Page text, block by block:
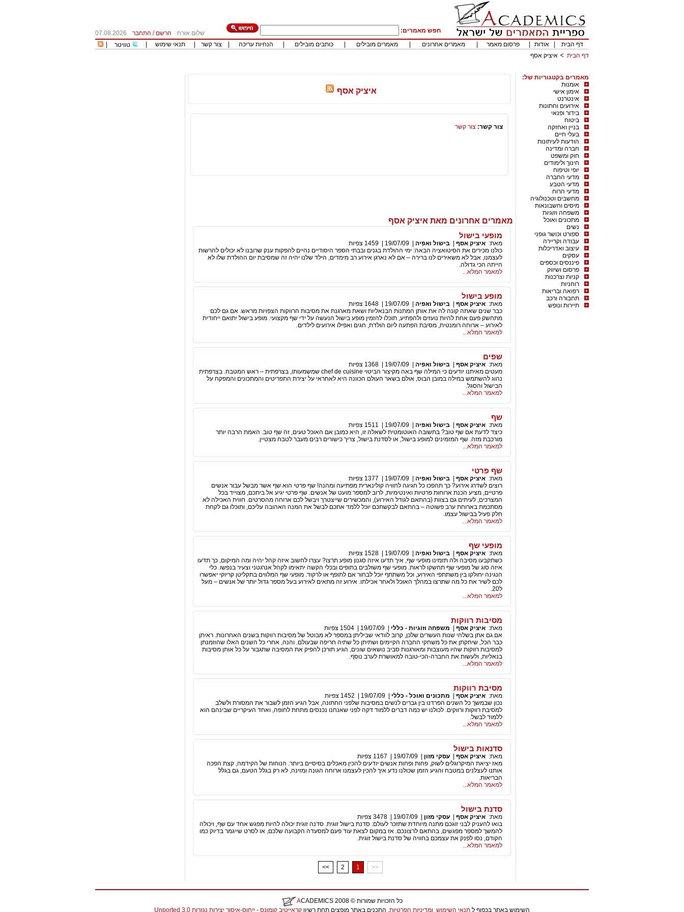
חפש מאמרים: שלום אורח הרשם / התחבר
07.08.2026
דף הבית
אודות פרסום מאמר מאמרים אחרונים מאמרים מובילים כותבים מובילים הנחיות עריכה צור קשר תנאי שימוש טוויטר
דף הבית
איציק אסף
מאמרים בקטגוריות של:
אומנות
אימון אישי
אינטרנט
אירועים וחתונות
בידור ופנאי
ביטוח
בניין ואחזקה
בעלי חיים
הודעות לעיתונות
חברה ומדינה
חוק ומשפט
חינוך ולימודים
יופי וטיפוח
מדעי החברה
מדעי הטבע
מדעי הרוח
מחשבים וטכנולוגיה
מיסים וחשבונאות
משפחה וזוגיות
מתכונים ואוכל
נשים
ספורט וכושר גופני
עבודה וקריירה
עיצוב ואדריכלות
עסקים
פיננסים וכספים
פרסום ושיווק
קניות וצרכנות
רוחניות
רפואה ובריאות
תחבורה ורכב
תיירות ונופש
איציק אסף
צור קשר: צור קשר
מאמרים אחרונים מאת איציק אסף
מופעי בישול
מאת: איציק אסף בישול ואפיה 19/07/09
1459 צפיות
כולנו מכירים את הסיטואציה הבאה: ימי ההולדת בגנים ובבתי הספר היסודיים נהיים להפקות ענק שרובנו לא יכולים להרשות
לעצמנו, אבל לא משאירים לנו ברירה – אם לא נארגן אירוע רב מימדים, הילד שלנו יהיה זה שמסיבת יום ההולדת שלו לא
הייתה הכי גדולה.
למאמר המלא...
מופע בישול
מאת: איציק אסף בישול ואפיה 19/07/09
1648 צפיות
כבר שנים שאתה קונה לה את אותן המתנות הבנאליות ושאת מארגנת את מסיבות הרווקות הצפויות מראש. אם גם לכם
מתחשק פעם אחת להיות נועזים ולהפתיע, תוכלו להזמין מופע בישול הנעשה על ידי שף מקצועי. מופע בישול יתואם ייחודית
לאירוע – ארוחה רומנטית, מסיבת הפתעה ליום הולדת, חגים ואפילו אירועים לילדים.
למאמר המלא...
שפים
מאת: איציק אסף בישול ואפיה 19/07/09
1368 צפיות
מעטים מאיתנו יודעים כי המילה שף באה מקיצור הביטוי chef de cuisine שמשמעותו, בצרפתית – ראש המטבח. בצרפתית
נהוג להשתמש במילה במובן הבוס, אולם בשאר העולם הכוונה היא לאחראי על יצירת התפריטים והמתכונים והמפקח על
הבישול והסגל.
למאמר המלא...
שף
מאת: איציק אסף בישול ואפיה 19/07/09
1511 צפיות
כיצד לדעת אם שף טוב? בתשובה האוטומטית לשאלה זו, היא כמובן אם האוכל טעים, זה שף טוב. האמת הרבה יותר
מורכבת מזה. שף המזמינים למופע בישול, או לסדנת בישול, צריך כישורים רבים מעבר לטבח מצטיין.
למאמר המלא...
שף פרטי
מאת: איציק אסף בישול ואפיה 19/07/09
1377 צפיות
רוצים לשדרג אירוע? כך תהפכו כל חגיגה לחוויה קולינארית מפתיעה ומהנה! שף פרטי הוא שף אשר מבשל עבור אנשים
פרטיים, מציע הכנת ארוחות פרטיות ואינטימיות, לרוב למספר מועט של אנשים. שף פרטי יגיע אל ביתכם, מצוייד בכל
המצרכים, לעיתים גם בצוות (בהתאם לגודל האירוע), והמכשירים שייצטרך ויבשל לכם ארוחה מהסרטים. חווית האכילה לא
מסתכמת בארוחת ערב פשוטה – בהתאם לבקשתכם יוכל ללמד אתכם לבשל את המנה האהובה עליכם, ותוכלו גם לקחת
חלק פעיל בבישול עצמו.
למאמר המלא...
מופעי שף
מאת: איציק אסף בישול ואפיה 19/07/09
1528 צפיות
כשתקבעו מסיבה ולה תזמינו מופעי שף, איך תדעו איזה סגנון מופע תרצו? עצרו לחשוב איזה קהל יהיה ומה המיקום, כך תדעו
איזה סוג של מופעי שף תחשקו לראות. מופעי שף משולבים בתופים ובכלי הקשה יתאימו לקהל אנרגטני וצעיר בנפשו. כלי
הנגינה יחולקו בין משתתפי האירוע, וכל משתתף יוכל לבחור אם לתופף או לרקוד. מופעי שף המלווים בתקליטן קריוקי יאפשרו
לכם לשיר את כל מה שתרצו במהלך האוכל ולאחר אכילתו. אירוע זה מתאים לאירוע בעל מספר גדול יותר של אנשים – מעל
ל20.
למאמר המלא...
מסיבות רווקות
מאת: איציק אסף משפחה וזוגיות - כללי 19/07/09
1504 צפיות
אם גם אתן בשלהי שנות העשרים שלכן, קרוב לוודאי שביליתן במספר לא מבוטל של מסיבות רווקות בשנים האחרונות. ראיתן
כבר הכל, שיחקתן את כל משחקי החברה הקיימים ושתיתן כל שתיה חריפה שבעולם. והנה, אחרי כל השנים האלו שהוזמנתן
למסיבות רווקות שהיו מעוצבות ומאורגנות סביב נושאים שונים, הגיע תורכן להפיק את המסיבה שתגבור על כל אותן מסיבות
בנאליות, ולעשות את החברה-הכי-טובה למאושרת לערב נוסף.
למאמר המלא...
מסיבת רווקות
מאת: איציק אסף מתכונים ואוכל - כללי 19/07/09
1452 צפיות
נכון שבמשך כל השנים הפרדנו בין גברים לנשים במסיבות שלפני החתונה, אבל הגיע הזמן לשבור את המסורת ולשלב
למסיבת רווקות ורווקים. לכולנו יש כמה דברים ללמוד דקה לפני שאנחנו נכנסים מתחת לחופה, ואחד העיקריים שבינהם הוא
ללמוד לבשל.
למאמר המלא...
סדנאות בישול
מאת: איציק אסף עסקי מזון 19/07/09
1167 צפיות
מאז יציאת המיקרוגלים לשוק, פחות ופחות אנשים יודעים להכין מאכלים בסיסיים ביותר. הנוחות של הקידמה, קצת הפכה
אותנו לעצלנים במטבח והגיע הזמן שכולנו נדע איך להכין לעצמנו ארוחה הגונה ומזינה, לא רק בגלל הטעם, גם בגלל
הבריאות.
למאמר המלא...
סדנת בישול
מאת: איציק אסף עסקי מזון 19/07/09
3478 צפיות
בואו להעניק לבני זוגכם מתנה מיוחדת שתזכר לעולם: סדנת בישול זוגית. סדנה זוגית יכולה להיות מפגש אחד עם שף, ויכולה
להמשך למספר מפגשים, בהתאם לרצונכם. אז במקום לצאת עוד פעם למסעדה הקבועה שלכם, או לסרט שייגמר בדיוק כמו
הקודם, נסו לפנק את עצמכם בחוויה של סדנת בישול זוגית.
למאמר המלא...
<< 2 1 >>
כל הזכויות שמורות © 2008
ACADEMICS
השימוש באתר בכפוף ל תנאי השימוש ומדיניות הפרטיות. התכנים באתר מופצים תחת רשיון קראייטיב קומונס - ייחוס-איסור יצירות נגזרות 3.0 Unported